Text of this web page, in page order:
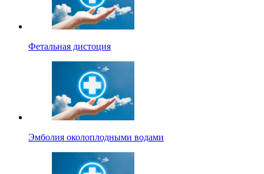
Фетальная дистоция
Эмболия околоплодными водами